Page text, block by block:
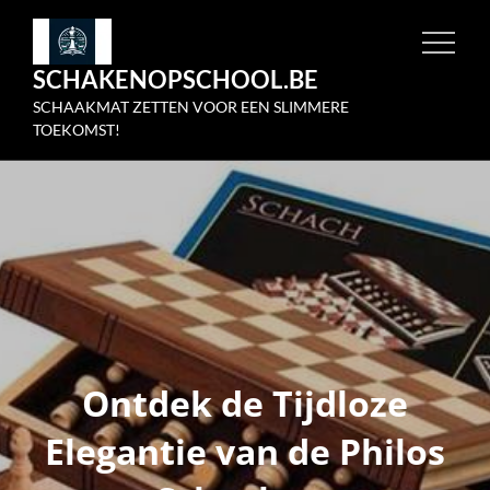
Skip
contentSCHAKENOPSCHOOL.BE
SCHAAKMAT ZETTEN VOOR EEN SLIMMERE
TOEKOMST!
Ontdek de Tijdloze
Elegantie van de Philos